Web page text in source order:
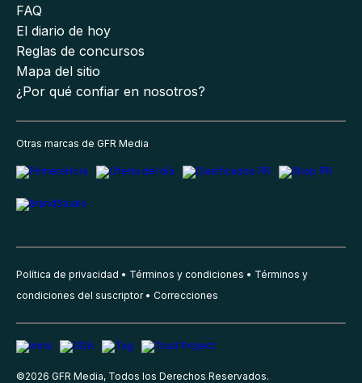
FAQ
El diario de hoy
Reglas de concursos
Mapa del sitio
¿Por qué confiar en nosotros?
Otras marcas de GFR Media
Política de privacidad Términos y condiciones
Términos y
condiciones del suscriptor
Correcciones
©2026 GFR Media, Todos los Derechos Reservados.